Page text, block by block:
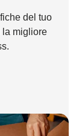
del tuo
la migliore